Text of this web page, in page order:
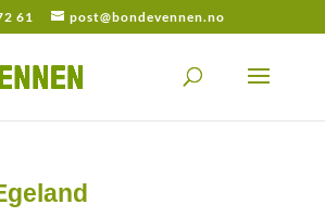
61 post@bondevennen.no